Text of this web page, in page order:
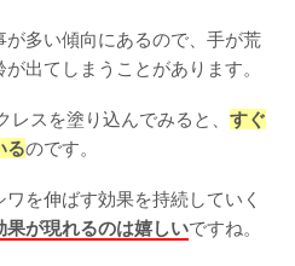
多い傾向にあるので、手が荒
出てしまうことがあります。
スを塗り込んでみると、 すぐ
るのです。
を伸ばす効果を持続していく
果が現れるのは嬉しいですね。